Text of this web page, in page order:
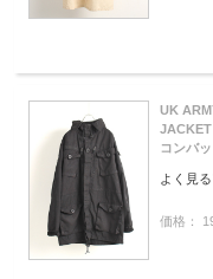
UK
JACKET
コンバ
よく見
価格：